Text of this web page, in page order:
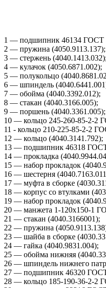
1 — подшипник 46134 ГОСТ
2 — пружина (4050.9113.137);
3 — стержень (4040.1413.032);
4 — кулачок (4050.6871.002);
5 — полукольцо
6 — шпиндель
7 — обойма (4040.3392.012);
8 — стакан (4040.3166.005);
9 — поршень (4040.3361.005);
10 — кольцо 245-260-85-2-2
11 - кольцо 210-225-85-2-2
12 — кольцо (4040.3141.792);
13 — подшипник 46318
14 — прокладка
15 — набор прокладок
16 — шестерня
17 — муфта в сборке
18 — корпус со втулками
19 — набор прокладок
20 — манжета 1-120х150-1
21 — стакан (4040.3166001);
22 — пружина
23 — шайба в сборке
24 — гайка (4040.9831.004);
25 — обойма нижняя
26 — шпиндель нижнего
27 — подшипник 46320
28 — кольцо 185-190-36-2-2